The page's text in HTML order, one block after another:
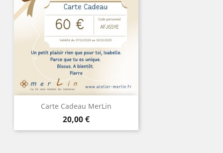
Carte Cadeau MerLin
Prix
20,00 €